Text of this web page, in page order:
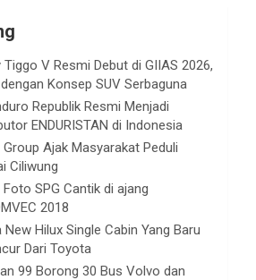
Tiggo V Resmi Debut di GIIAS 2026,
Konsep SUV Serbaguna
Republik Resmi Menjadi
ENDURISTAN di Indonesia
Group Ajak Masyarakat Peduli
Ciliwung
Foto SPG Cantik di ajang
2018
New Hilux Single Cabin Yang Baru
Dari Toyota
99 Borong 30 Bus Volvo dan